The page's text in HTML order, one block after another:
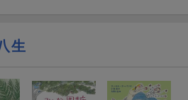
生